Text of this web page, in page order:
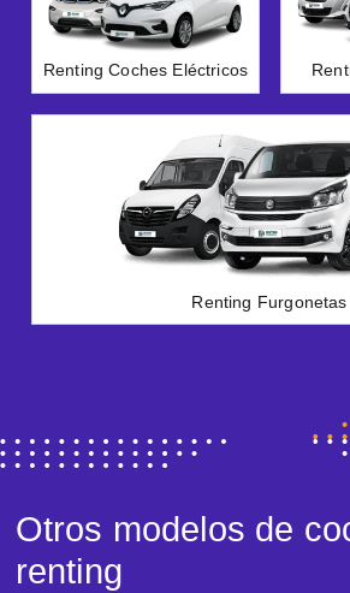
Renting Coches Eléctricos
Renting Furgonetas
Otros modelos de
renting